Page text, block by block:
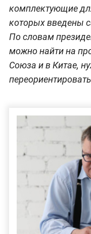
комплектующие
которых введены
По словам
можно найти на
Союза и в Китае,